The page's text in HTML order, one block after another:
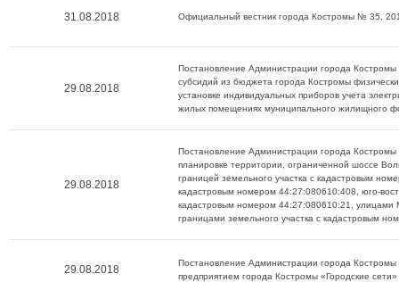
31.08.2018 Официальный вестник города Костромы № 35,
29.08.2018
Постановление Администрации города
субсидий из бюджета города Костромы
установке индивидуальных приборов учета
жилых помещениях муниципального жилищного
29.08.2018
Постановление Администрации города
планировке территории, ограниченной шоссе
границей земельного участка с кадастровым
кадастровым номером 44:27:080610:408, юго-
кадастровым номером 44:27:080610:21, улицами
границами земельного участка с кадастровым
29.08.2018
Постановление Администрации города
предприятием города Костромы «Городские